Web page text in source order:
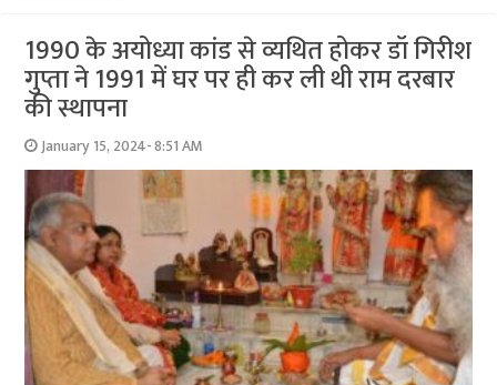
1990 के अयोध्या कांड से व्यथित होकर डॉ गिरीश
गुप्ता ने 1991 में घर पर ही कर ली थी राम दरबार
की स्थापना
January 15, 2024- 8:51 AM